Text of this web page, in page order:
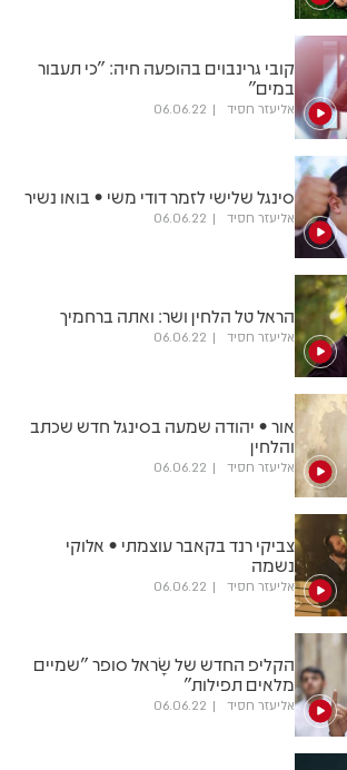
קובי גרינבוים בהופעה חיה: "כי תעבור
במים"
אליעזר חסיד 06.06.22
סינגל שלישי לזמר דודי משי • בואו נשיר
אליעזר חסיד 06.06.22
הראל טל הלחין ושר: ואתה ברחמיך
אליעזר חסיד 06.06.22
אור • יהודה שמעה בסינגל חדש שכתב
והלחין
אליעזר חסיד 06.06.22
צביקי רנד בקאבר עוצמתי • אלוקי
נשמה
אליעזר חסיד 06.06.22
הקליפ החדש של שָׂראל סופר "שמיים
מלאים תפילות"
אליעזר חסיד 06.06.22